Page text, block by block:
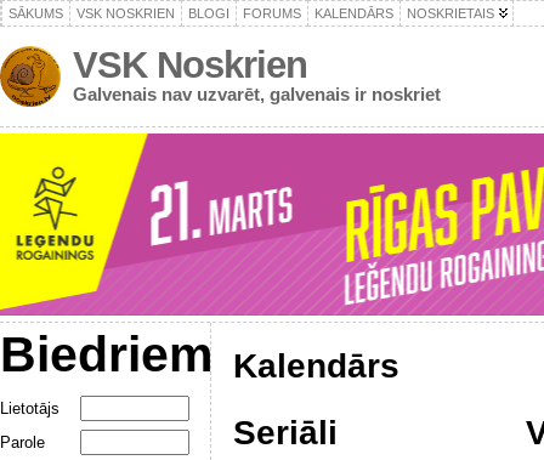
SĀKUMS VSK NOSKRIEN BLOGI FORUMS KALENDĀRS NOSKRIETAIS
VSK Noskrien
Galvenais nav uzvarēt, galvenais ir noskriet
Biedriem
Lietotājs
Parole
Kalendārs
Seriāli